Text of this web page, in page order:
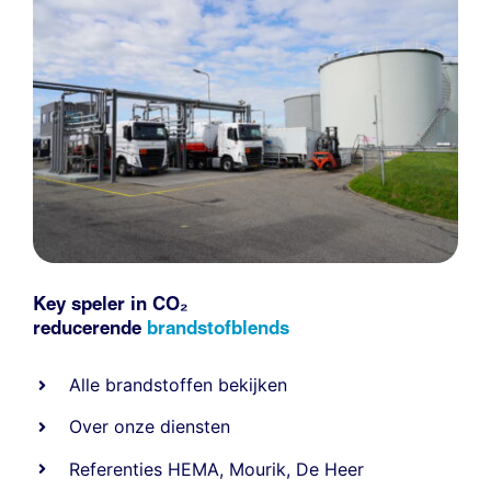
Key speler in CO₂
reducerende brandstofblends
Alle brandstoffen bekijken
Over onze diensten
Referenties HEMA, Mourik, De Heer